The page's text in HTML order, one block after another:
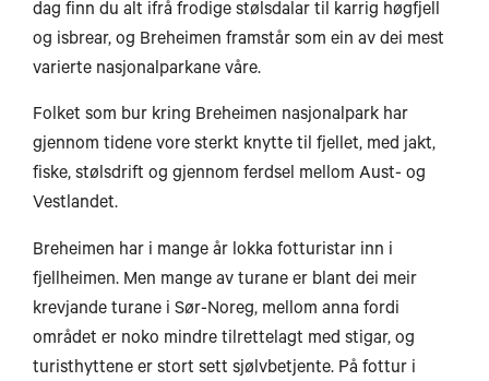
dag finn du alt ifrå frodige stølsdalar til karrig høgfjell
og isbrear, og Breheimen framstår som ein av dei mest
varierte nasjonalparkane våre.
Folket som bur kring Breheimen nasjonalpark har
gjennom tidene vore sterkt knytte til fjellet, med jakt,
fiske, stølsdrift og gjennom ferdsel mellom Aust- og
Vestlandet.
Breheimen har i mange år lokka fotturistar inn i
fjellheimen. Men mange av turane er blant dei meir
krevjande turane i Sør-Noreg, mellom anna fordi
området er noko mindre tilrettelagt med stigar, og
turisthyttene er stort sett sjølvbetjente. På fottur i
Longyearbyen